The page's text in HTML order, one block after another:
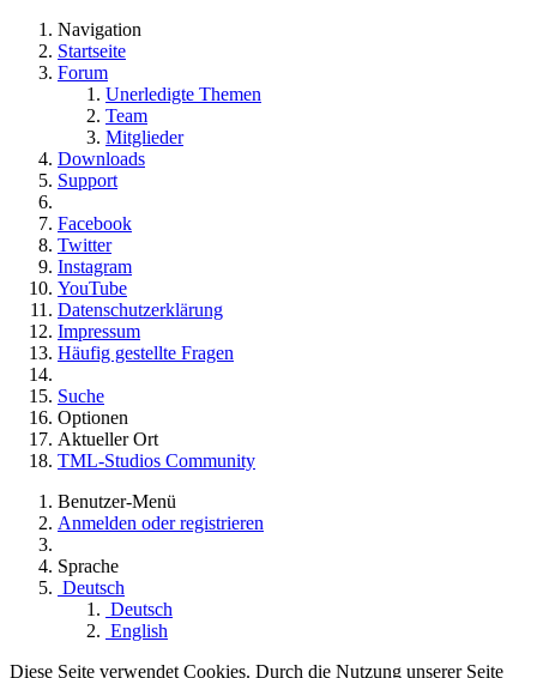
Navigation
Startseite
Forum
Unerledigte Themen
Team
Mitglieder
Downloads
Support
Facebook
Twitter
Instagram
YouTube
Datenschutzerklärung
Impressum
Häufig gestellte Fragen
Suche
Optionen
Aktueller Ort
TML-Studios Community
Benutzer-Menü
Anmelden oder registrieren
Sprache
Deutsch
Deutsch
English
Diese Seite verwendet Cookies. Durch die Nutzung unserer Seite